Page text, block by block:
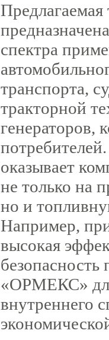
Предлагаемая
спектра
транспорта,
тракторной
генераторов,
оказывает
не только на
но и
Например,
высокая
«ОРМЕКС»
внутреннего